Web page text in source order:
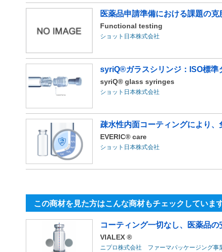
医薬品申請準備における課題の克
Functional testing
ショット日本株式会社
syriQ®ガラスシリンジ：ISO標準
syriQ® glass syringes
ショット日本株式会社
疎水性内面コーティングにより
EVERIC® care
ショット日本株式会社
この商材を見た方はこんな商材もチェックしていま
コーティング一切なし、医薬品
VIALEX ®
ニプロ株式会社 ファーマパッケージング事